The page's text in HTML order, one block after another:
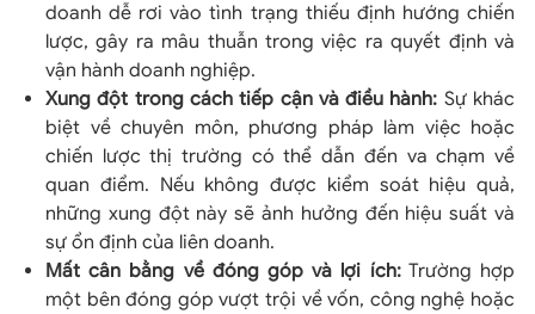
doanh dễ rơi vào tình trạng thiếu định hướng chiến
lược, gây ra mâu thuẫn trong việc ra quyết định và
vận hành doanh nghiệp.
Xung đột trong cách tiếp cận và điều hành: Sự khác
biệt về chuyên môn, phương pháp làm việc hoặc
chiến lược thị trường có thể dẫn đến va chạm về
quan điểm. Nếu không được kiểm soát hiệu quả,
những xung đột này sẽ ảnh hưởng đến hiệu suất và
sự ổn định của liên doanh.
Mất cân bằng về đóng góp và lợi ích:Trường hợp
một bên đóng góp vượt trội về vốn, công nghệ hoặc